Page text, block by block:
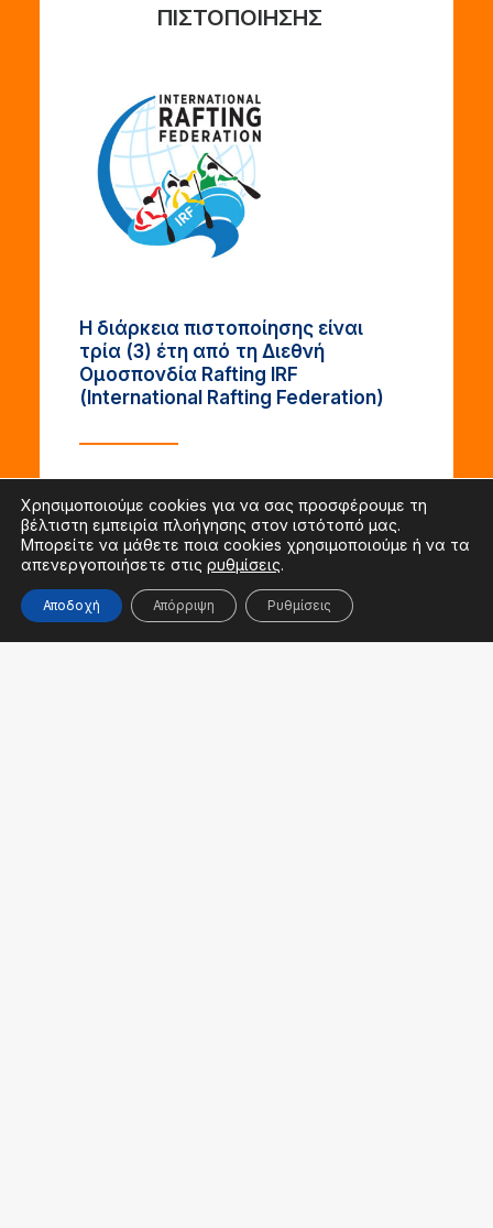
ΠΙΣΤΟΠΟΙΗΣΗΣ
Η διάρκεια πιστοποίησης είναι
τρία (3) έτη από τη Διεθνή
Ομοσπονδία Rafting IRF
(International Rafting Federation)
ΣΧΟΛΕΣ ΟΔΗΓΟΥ &
Χρησιμοποιούμε cookies για να σας προσφέρουμε τη
βέλτιστη εμπειρία πλοήγησης στον ιστότοπό μας.
Μπορείτε να μάθετε ποια cookies χρησιμοποιούμε ή να τα
απενεργοποιήσετε στις ρυθμίσεις.
Αποδοχή Απόρριψη Ρυθμίσεις